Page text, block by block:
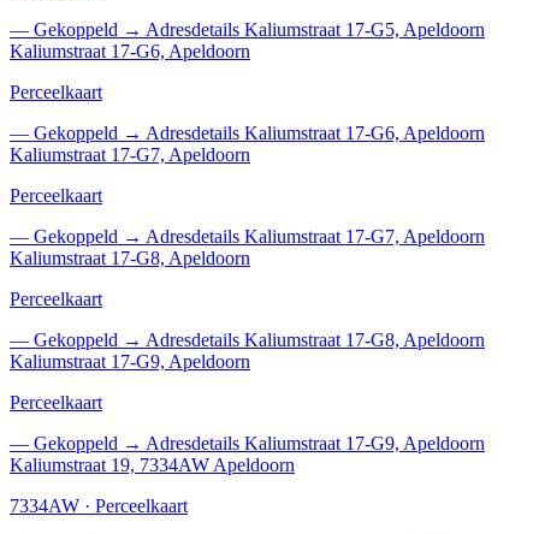
— Gekoppeld → Adresdetails Kaliumstraat 17-G5, Apeldoorn
Kaliumstraat 17-G6, Apeldoorn
Perceelkaart
— Gekoppeld → Adresdetails Kaliumstraat 17-G6, Apeldoorn
Kaliumstraat 17-G7, Apeldoorn
Perceelkaart
— Gekoppeld → Adresdetails Kaliumstraat 17-G7, Apeldoorn
Kaliumstraat 17-G8, Apeldoorn
Perceelkaart
— Gekoppeld → Adresdetails Kaliumstraat 17-G8, Apeldoorn
Kaliumstraat 17-G9, Apeldoorn
Perceelkaart
— Gekoppeld → Adresdetails Kaliumstraat 17-G9, Apeldoorn
Kaliumstraat 19, 7334AW Apeldoorn
7334AW · Perceelkaart